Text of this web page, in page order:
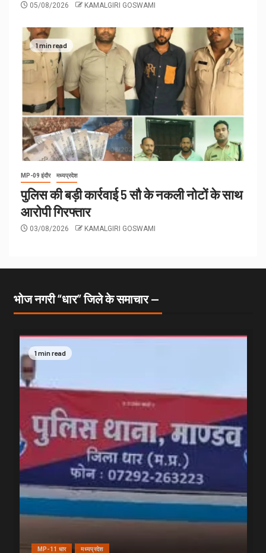
05/08/2026 KAMALGIRI GOSWAMI
1 min read
MP-09 इंदौर मध्यप्रदेश
पुलिस की बड़ी कार्रवाई 5 सौ के नकली नोटों के साथ
आरोपी गिरफ्तार
03/08/2026 KAMALGIRI GOSWAMI
भोज नगरी “धार” जिले के समाचार —
1 min read
MP-11 धार मध्यप्रदेश